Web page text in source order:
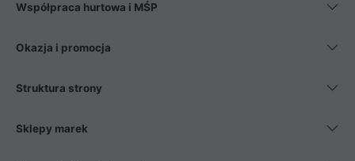
Współpraca hurtowa i MŚP
Okazja i promocja
Struktura strony
Sklepy marek